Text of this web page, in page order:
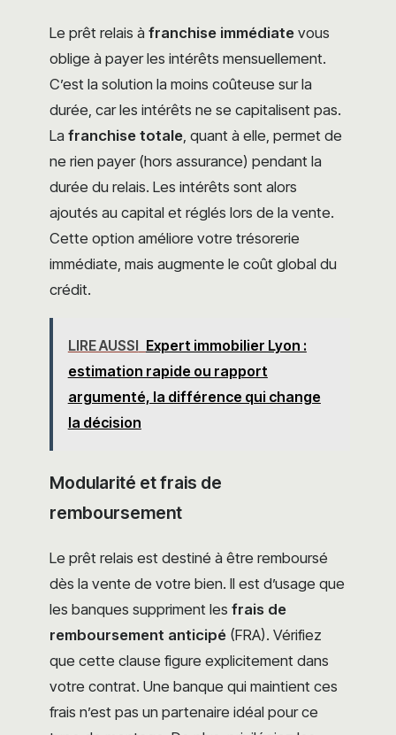
Le prêt relais à franchise immédiate vous
oblige à payer les intérêts mensuellement.
C’est la solution la moins coûteuse sur la
durée, car les intérêts ne se capitalisent pas.
La franchise totale, quant à elle, permet de
ne rien payer (hors assurance) pendant la
durée du relais. Les intérêts sont alors
ajoutés au capital et réglés lors de la vente.
Cette option améliore votre trésorerie
immédiate, mais augmente le coût global du
crédit.
LIRE AUSSI Expert immobilier Lyon :
estimation rapide ou rapport
argumenté, la différence qui change
la décision
Modularité et frais de
remboursement
Le prêt relais est destiné à être remboursé
dès la vente de votre bien. Il est d’usage que
les banques suppriment les frais de
remboursement anticipé (FRA). Vérifiez
que cette clause figure explicitement dans
votre contrat. Une banque qui maintient ces
frais n’est pas un partenaire idéal pour ce